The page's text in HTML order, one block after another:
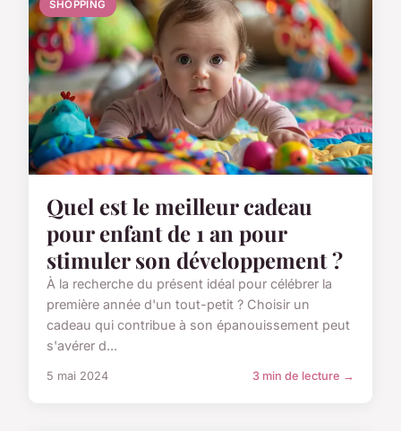
SHOPPING
Quel est le meilleur cadeau
pour enfant de 1 an pour
stimuler son développement ?
À la recherche du présent idéal pour célébrer la
première année d'un tout-petit ? Choisir un
cadeau qui contribue à son épanouissement peut
s'avérer d...
5 mai 2024 3 min de lecture →